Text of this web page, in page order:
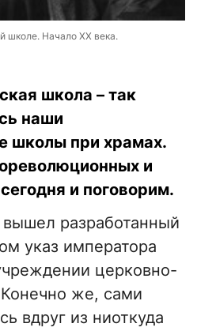
школе. Начало ХХ века.
школа – так
наши
школы при храмах.
и
и поговорим.
разработанный
указ императора
церковно-
же, сами
вдруг из ниоткуда